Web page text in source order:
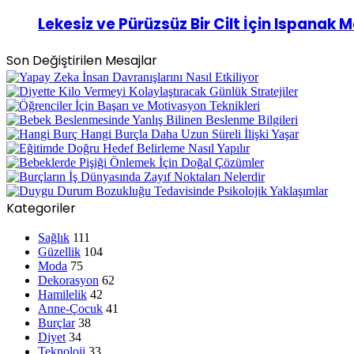
Lekesiz ve Pürüzsüz Bir Cilt İçin Ispanak
Son Değiştirilen Mesajlar
Kategoriler
Sağlık 111
Güzellik 104
Moda 75
Dekorasyon 62
Hamilelik 42
Anne-Çocuk 41
Burçlar 38
Diyet 34
Teknoloji 33